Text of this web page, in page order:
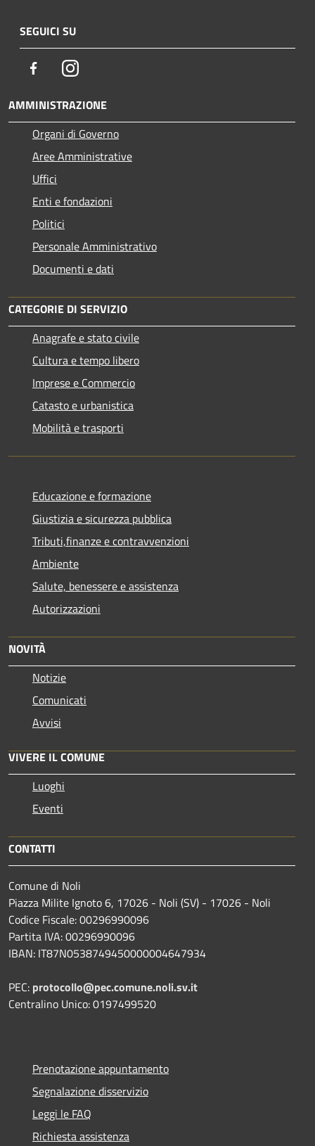
SEGUICI SU
FacebookInstagram
AMMINISTRAZIONE
Organi di Governo
Aree Amministrative
Uffici
Enti e fondazioni
Politici
Personale Amministrativo
Documenti e dati
CATEGORIE DI SERVIZIO
Anagrafe e stato civile
Cultura e tempo libero
Imprese e Commercio
Catasto e urbanistica
Mobilità e trasporti
Educazione e formazione
Giustizia e sicurezza pubblica
Tributi,finanze e contravvenzioni
Ambiente
Salute, benessere e assistenza
Autorizzazioni
NOVITÀ
Notizie
Comunicati
Avvisi
VIVERE IL COMUNE
Luoghi
Eventi
CONTATTI
Comune di Noli
Piazza Milite Ignoto 6, 17026 - Noli (SV) - 17026 - Noli
Codice Fiscale: 00296990096
Partita IVA: 00296990096
IBAN: IT87N0538749450000004647934
PEC: protocollo@pec.comune.noli.sv.it
Centralino Unico: 0197499520
Prenotazione appuntamento
Segnalazione disservizio
Leggi le FAQ
Richiesta assistenza